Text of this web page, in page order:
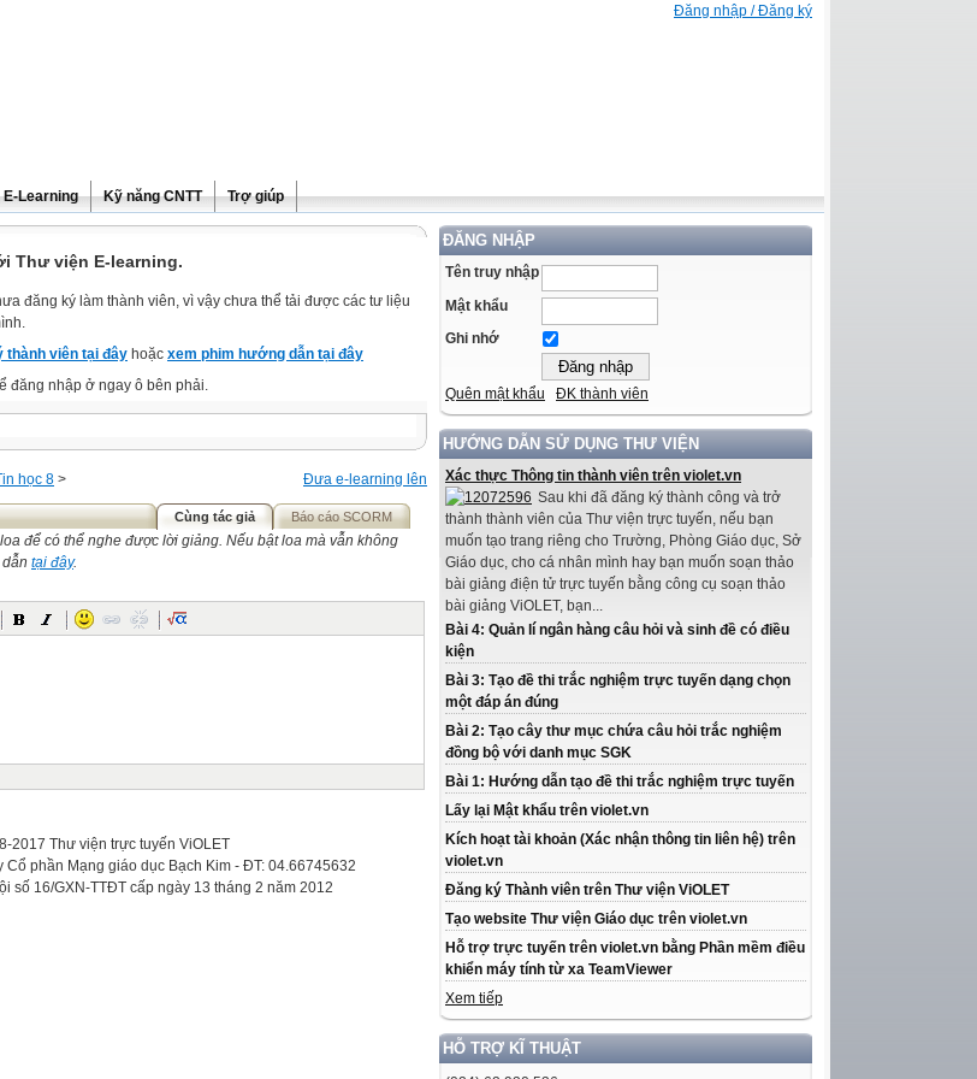
Đăng nhập / Đăng ký
E-Learning Kỹ năng CNTT Trợ giúp
ĐĂNG NHẬP
Tên truy nhập
Mật khẩu
Ghi nhớ
Quên mật khẩu ĐK thành viên
HƯỚNG DẪN SỬ DỤNG THƯ VIỆN
Xác thực Thông tin thành viên trên violet.vn
Sau khi đã đăng ký thành công và trở
thành thành viên của Thư viện trực tuyến, nếu bạn
muốn tạo trang riêng cho Trường, Phòng Giáo dục, Sở
Giáo dục, cho cá nhân mình hay bạn muốn soạn thảo
bài giảng điện tử trực tuyến bằng công cụ soạn thảo
bài giảng ViOLET, bạn...
Bài 4: Quản lí ngân hàng câu hỏi và sinh đề có điều
kiện
Bài 3: Tạo đề thi trắc nghiệm trực tuyến dạng chọn
một đáp án đúng
Bài 2: Tạo cây thư mục chứa câu hỏi trắc nghiệm
đồng bộ với danh mục SGK
Bài 1: Hướng dẫn tạo đề thi trắc nghiệm trực tuyến
Lấy lại Mật khẩu trên violet.vn
Kích hoạt tài khoản (Xác nhận thông tin liên hệ) trên
violet.vn
Đăng ký Thành viên trên Thư viện ViOLET
Tạo website Thư viện Giáo dục trên violet.vn
Hỗ trợ trực tuyến trên violet.vn bằng Phần mềm điều
khiển máy tính từ xa TeamViewer
Xem tiếp
HỖ TRỢ KĨ THUẬT
Thư viện E-learning.
đăng ký làm thành viên, vì vậy chưa thể tải được các tư liệu
thành viên tại đây hoặc xem phim hướng dẫn tại đây
đăng nhập ở ngay ô bên phải.
Đưa e-learning lên
học 8 >
Cùng tác giả Báo cáo SCORM
để có thể nghe được lời giảng. Nếu bật loa mà vẫn không
tại đây.
2017 Thư viện trực tuyến ViOLET
phần Mạng giáo dục Bạch Kim - ĐT: 04.66745632
số 16/GXN-TTĐT cấp ngày 13 tháng 2 năm 2012